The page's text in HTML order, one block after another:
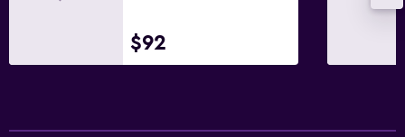
Acceso a la playa
$92